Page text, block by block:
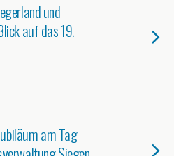
und
auf das 19.
am Tag